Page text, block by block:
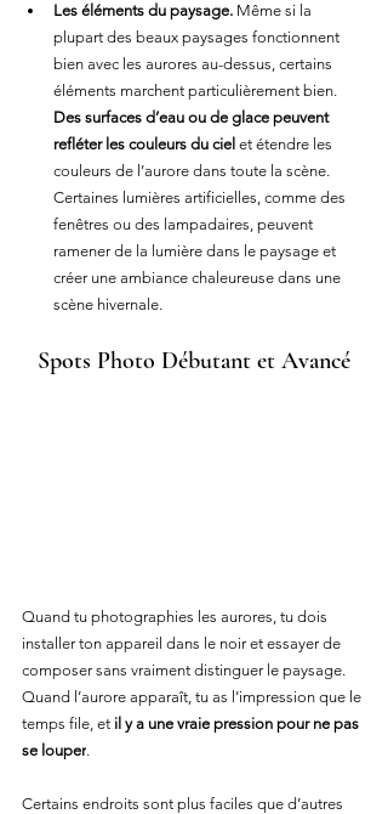
Les éléments du paysage. Même si la
plupart des beaux paysages fonctionnent
bien avec les aurores au-dessus, certains
éléments marchent particulièrement bien.
Des surfaces d’eau ou de glace peuvent
refléter les couleurs du ciel et étendre les
couleurs de l’aurore dans toute la scène.
Certaines lumières artificielles, comme des
fenêtres ou des lampadaires, peuvent
ramener de la lumière dans le paysage et
créer une ambiance chaleureuse dans une
scène hivernale.
Spots Photo Débutant et Avancé
Quand tu photographies les aurores, tu dois
installer ton appareil dans le noir et essayer de
composer sans vraiment distinguer le paysage.
Quand l’aurore apparaît, tu as l’impression que le
temps file, et il y a une vraie pression pour ne pas
se louper.
Certains endroits sont plus faciles que d’autres